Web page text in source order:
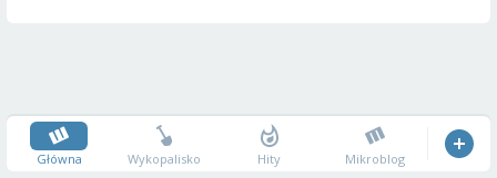
Główna Wykopalisko Hity Mikroblog